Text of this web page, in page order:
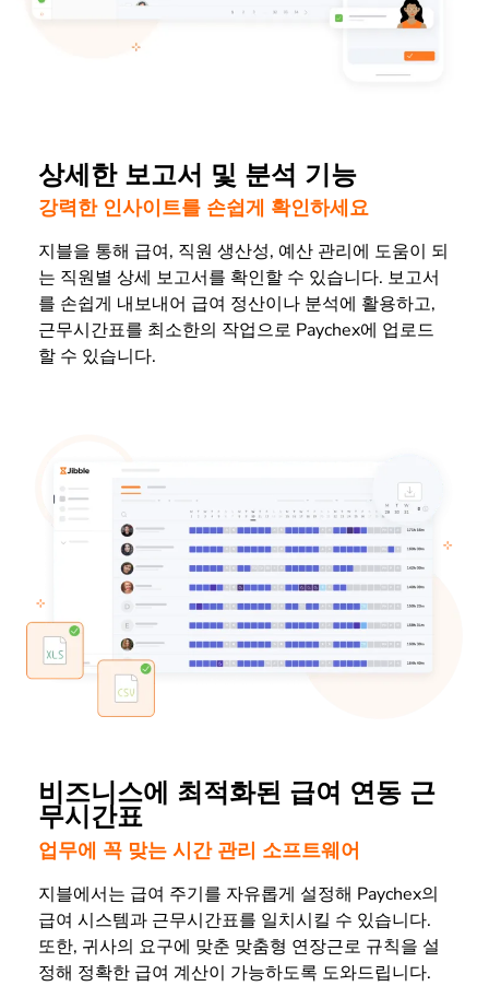
상세한 보고서 및 분석 기능
강력한 인사이트를 손쉽게 확인하세요
지블을 통해 급여, 직원 생산성, 예산 관리에 도움이 되
는 직원별 상세 보고서를 확인할 수 있습니다. 보고서
를 손쉽게 내보내어 급여 정산이나 분석에 활용하고,
근무시간표를 최소한의 작업으로 Paychex에 업로드
할 수 있습니다.
비즈니스에 최적화된 급여 연동 근
무시간표
업무에 꼭 맞는 시간 관리 소프트웨어
지블에서는 급여 주기를 자유롭게 설정해 Paychex의
급여 시스템과 근무시간표를 일치시킬 수 있습니다.
또한, 귀사의 요구에 맞춘 맞춤형 연장근로 규칙을 설
정해 정확한 급여 계산이 가능하도록 도와드립니다.